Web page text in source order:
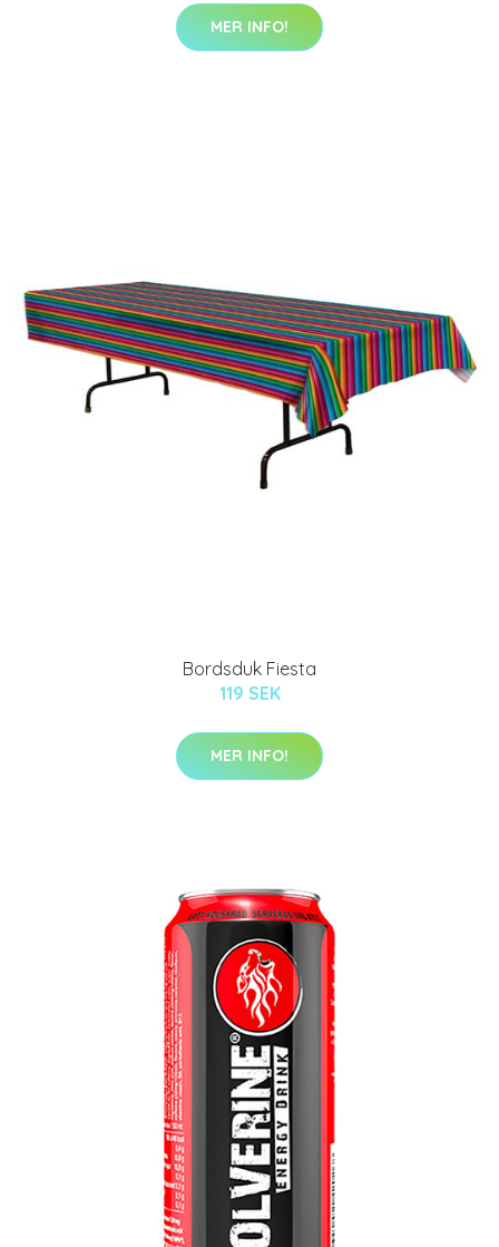
MER INFO!
Bordsduk Fiesta
119 SEK
MER INFO!